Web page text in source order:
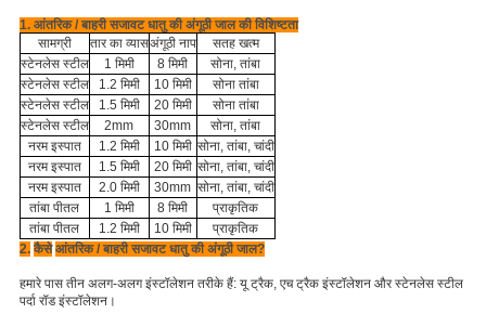
1. आंतरिक / बाहरी सजावट धातु की अंगूठी जाल की विशिष्टता
सामग्री
तार का व्यासअंगूठी नाप
सतह खत्म
स्टेनलेस स्टील
1 मिमी 8 मिमी
सोना, तांबा
स्टेनलेस स्टील
1.2 मिमी 10 मिमी
सोना तांबा
स्टेनलेस स्टील
1.5 मिमी 20 मिमी
सोना तांबा
स्टेनलेस स्टील
2mm 30mm
सोना, तांबा
नरम इस्पात
1.2 मिमी 10 मिमी सोना, तांबा, चांदी
नरम इस्पात
1.5 मिमी 20 मिमी सोना, तांबा, चांदी
नरम इस्पात
2.0 मिमी 30mm सोना, तांबा, चांदी
तांबा पीतल
1 मिमी 8 मिमी
प्राकृतिक
तांबा पीतल
1.2 मिमी 10 मिमी
प्राकृतिक
2. कैसे आंतरिक / बाहरी सजावट धातु की अंगूठी जाल?
हमारे पास तीन अलग-अलग इंस्टॉलेशन तरीके हैं: यू ट्रैक, एच ट्रैक इंस्टॉलेशन और स्टेनलेस स्टील
पर्दा रॉड इंस्टॉलेशन।